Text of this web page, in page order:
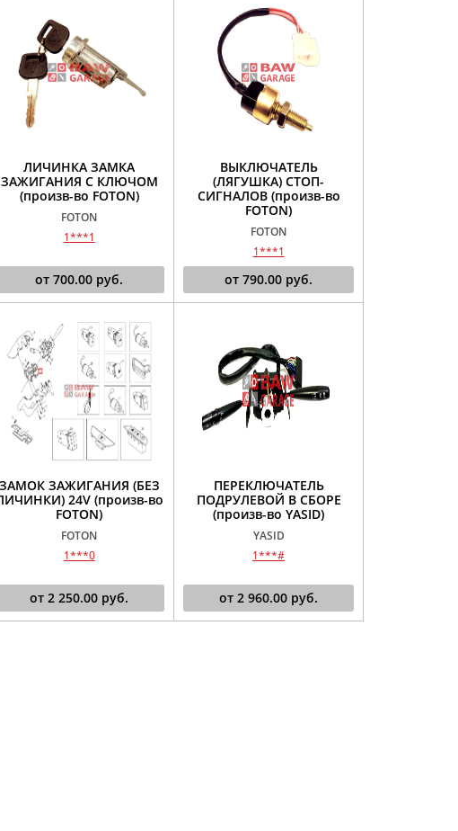
ЛИЧИНКА ЗАМКА
ЗАЖИГАНИЯ С КЛЮЧОМ
(произв-во FOTON)
FOTON
1***1
от700.00 руб.
ВЫКЛЮЧАТЕЛЬ
(ЛЯГУШКА) СТОП-
СИГНАЛОВ (произв-во
FOTON)
FOTON
1***1
от790.00 руб.
ЗАМОК ЗАЖИГАНИЯ (БЕЗ
24V (произв-во
FOTON)
FOTON
1***0
от2 250.00 руб.
ПЕРЕКЛЮЧАТЕЛЬ
ПОДРУЛЕВОЙ В СБОРЕ
(произв-во YASID)
YASID
1***#
от2 960.00 руб.